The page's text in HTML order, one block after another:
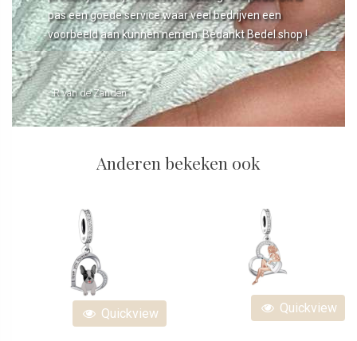
pas een goede service waar veel bedrijven een
voorbeeld aan kunnen nemen. Bedankt Bedel.shop !
- R van de Zanden
Anderen bekeken ook
Quickview Quickview